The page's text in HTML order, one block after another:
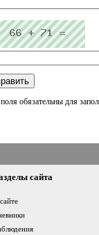
обязательны для
сайта